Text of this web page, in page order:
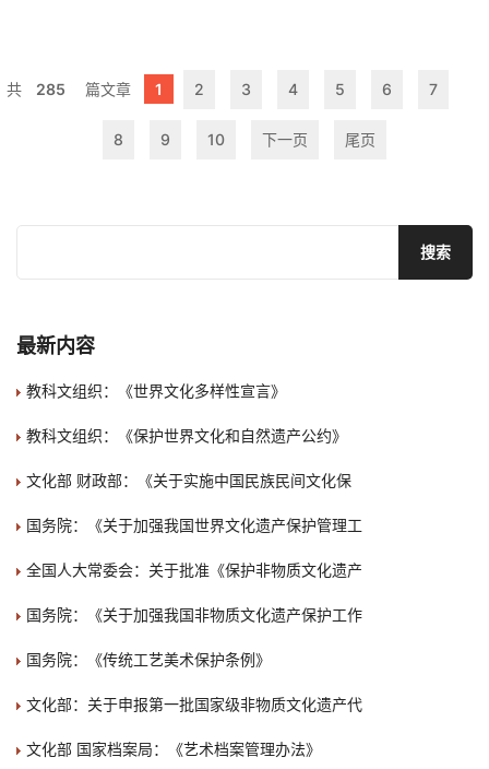
285 1 2 3 4 5 6 7
8 9 10 下一页 尾页
最新内容
教科文组织：《世界文化多样性宣言》
教科文组织：《保护世界文化和自然遗产公约》
文化部 财政部：《关于实施中国民族民间文化保
国务院：《关于加强我国世界文化遗产保护管理工
全国人大常委会：关于批准《保护非物质文化遗产
国务院：《关于加强我国非物质文化遗产保护工作
国务院：《传统工艺美术保护条例》
文化部：关于申报第一批国家级非物质文化遗产代
文化部 国家档案局：《艺术档案管理办法》